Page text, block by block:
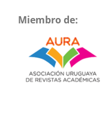
Miembro de: